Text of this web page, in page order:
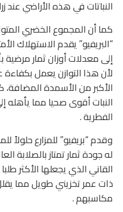
النباتات في هذه الأراضي عند
كما أن المجموع الخضري
“البريفيو” يقدم الاستهلاك
إلى معدلات أوزان ثمار مرضية
لأن هذا التوازن يعمل بكفاءة
الأكبر من الأسمدة المضافة،
النبات أقوى صحيا مما
الفطرية .
وقدم “بريفيو” للمزارع حلولاً
له جودة ثمار تمتاز بالصلابة
القاني الذي يجعلها الأكثر
ذات عمر تخزيني طويل مما
مكاسبهم .